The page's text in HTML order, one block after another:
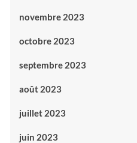
novembre 2023
octobre 2023
septembre 2023
août 2023
juillet 2023
juin 2023